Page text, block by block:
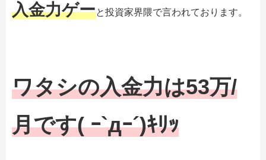
入金力ゲーと投資家界隈で言われております。
ワタシの入金力は53万/
月です( ｰ`дｰ´)ｷﾘｯ